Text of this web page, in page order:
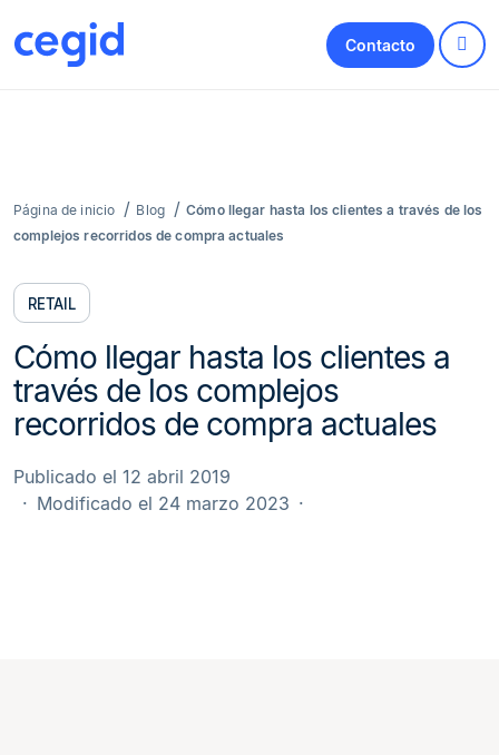
Contacto
Página de inicio Blog
Cómo llegar hasta los clientes a través de los
complejos recorridos de compra actuales
RETAIL
Cómo llegar hasta los clientes a
través de los complejos
recorridos de compra actuales
Publicado el 12 abril 2019
Modificado el 24 marzo 2023